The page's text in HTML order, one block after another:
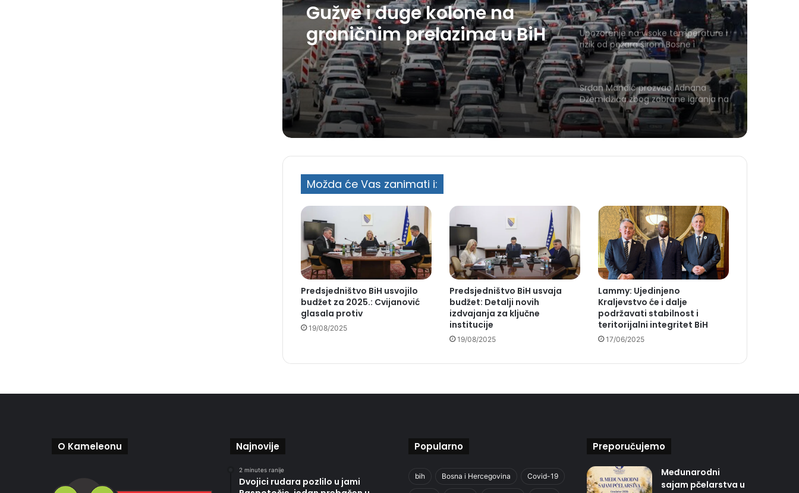
Gužve i duge kolone na
graničnim prelazima u BiH
Upozorenje na visoke temperature i
rizik od požara širom Bosne i
Hercegovine
Srđan Mandić prozvao Adnana
Džemidžića zbog zabrane igranja na
Koševu
Možda će Vas zanimati i:
Predsjedništvo BiH usvojilo
budžet za 2025.: Cvijanović
glasala protiv
19/08/2025
Predsjedništvo BiH usvaja
budžet: Detalji novih
izdvajanja za ključne
institucije
19/08/2025
Lammy: Ujedinjeno
Kraljevstvo će i dalje
podržavati stabilnost i
teritorijalni integritet BiH
17/06/2025
O Kameleonu Najnovije
2 minutes ranije
Dvojici rudara pozlilo u jami
Popularno
bih Bosna i Hercegovina Covid-19
Preporučujemo
Međunarodni
sajam pčelarstva u